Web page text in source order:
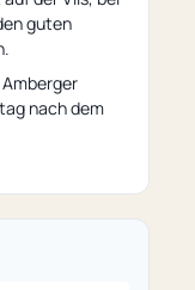
guten
Amberger
nach dem